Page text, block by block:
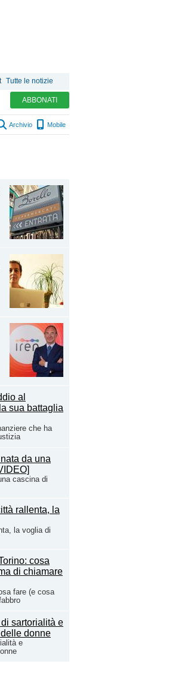
Tutte le notizie
ABBONATI
Archivio Mobile
che ha
cascina di
la voglia di
fare (e cosa
e